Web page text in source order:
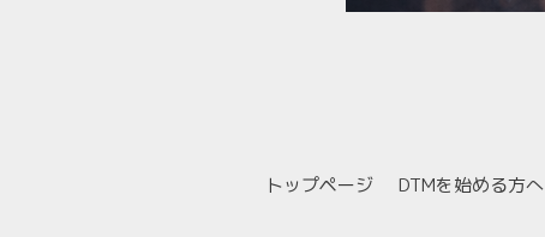
トップページ DTMを始める方へ